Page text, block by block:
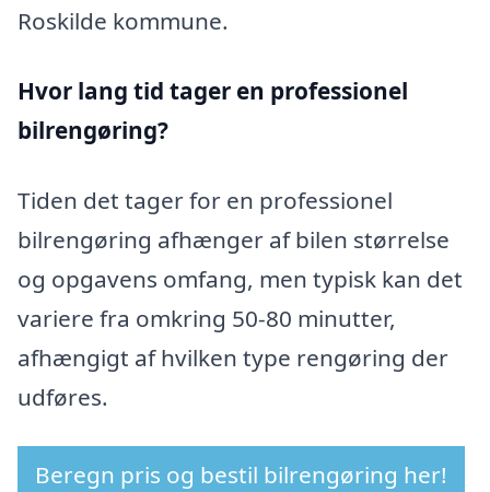
Roskilde kommune.
Hvor lang tid tager en professionel
bilrengøring?
Tiden det tager for en professionel
bilrengøring afhænger af bilen størrelse
og opgavens omfang, men typisk kan det
variere fra omkring 50-80 minutter,
afhængigt af hvilken type rengøring der
udføres.
Beregn pris og bestil bilrengøring her!